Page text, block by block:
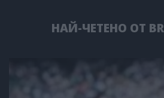
НАЙ-ЧЕТЕНО ОТ